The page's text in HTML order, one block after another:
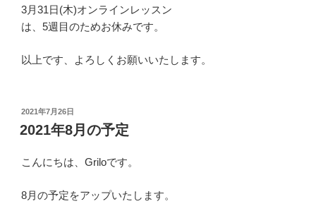
3月31日(木)オンラインレッスン
は、5週目のためお休みです。
以上です、よろしくお願いいたします。
投
稿
日:
2021年7月26日
2021年8月の予定
こんにちは、Griloです。
8月の予定をアップいたします。